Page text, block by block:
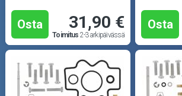
Osta 31,90 €
Toimitus 2-3 arkipäivässä
Osta